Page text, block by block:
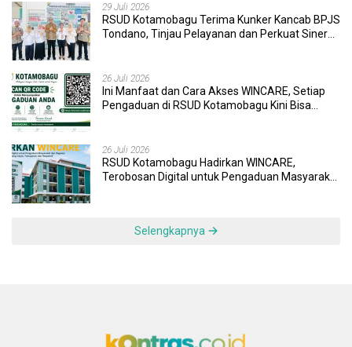
29 Juli 2026
RSUD Kotamobagu Terima Kunker Kancab BPJS
Tondano, Tinjau Pelayanan dan Perkuat Sinergi
26 Juli 2026
Ini Manfaat dan Cara Akses WINCARE, Setiap
Pengaduan di RSUD Kotamobagu Kini Bisa
26 Juli 2026
RSUD Kotamobagu Hadirkan WINCARE,
Terobosan Digital untuk Pengaduan Masyarakat
Selengkapnya